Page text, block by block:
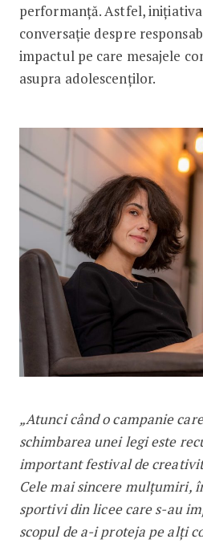
performanță. Astfel, inițiativa
conversație despre
impactul pe care mesajele
asupra adolescenților.
„Atunci când o campanie
schimbarea unei legi este
important festival de
Cele mai sincere mulțumiri,
sportivi din licee care s-au
scopul de a-i proteja pe alți